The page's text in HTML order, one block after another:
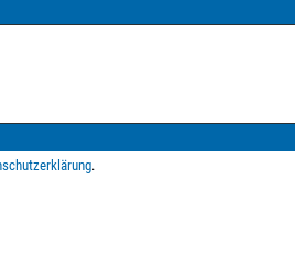
.